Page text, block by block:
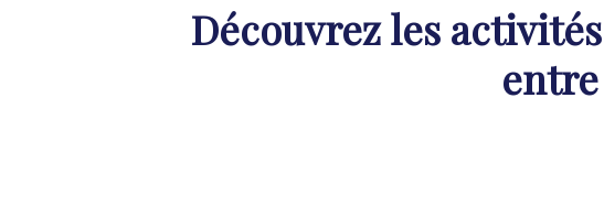
Découvrez les